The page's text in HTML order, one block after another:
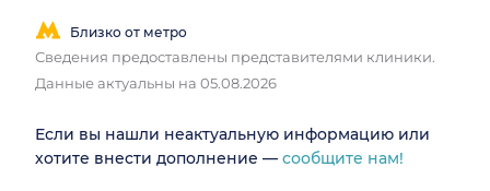
Близко от метро
Сведения предоставлены представителями клиники.
Данные актуальны на 05.08.2026
Если вы нашли неактуальную информацию или
хотите внести дополнение — сообщите нам!